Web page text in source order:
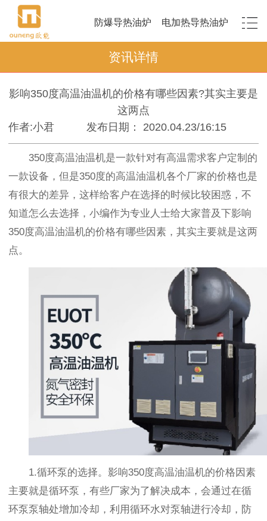
防爆导热油炉 电加热导热油炉
资讯详情
影响350度高温油温机的价格有哪些因素?其实主要是
这两点
作者:小君
发布日期： 2020.04.23/16:15
350度高温油温机是一款针对有高温需求客户定制的
一款设备，但是350度的高温油温机各个厂家的价格也是
有很大的差异，这样给客户在选择的时候比较困惑，不
知道怎么去选择，小编作为专业人士给大家普及下影响
350度高温油温机的价格有哪些因素，其实主要就是这两
点。
1.循环泵的选择。影响350度高温油温机的价格因素
主要就是循环泵，有些厂家为了解决成本，会通过在循
环泵泵轴处增加冷却，利用循环水对泵轴进行冷却，防